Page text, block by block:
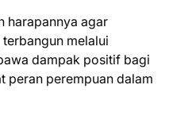
harapannya agar
melalui
dampak positif bagi
peran perempuan dalam